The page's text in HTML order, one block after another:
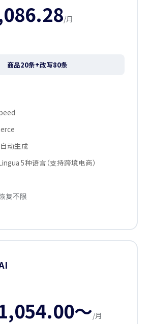
/月
商品20条+改写80条
动生成
5种语言（支持跨境电商）
复不限
〜/月